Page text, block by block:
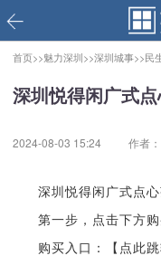
首页>>魅力深圳>>深圳城事>>民
深圳悦得闲广式
2024-08-03 15:24 作者
深圳悦得闲广式点
第一步，点击下方
购买入口：【点此